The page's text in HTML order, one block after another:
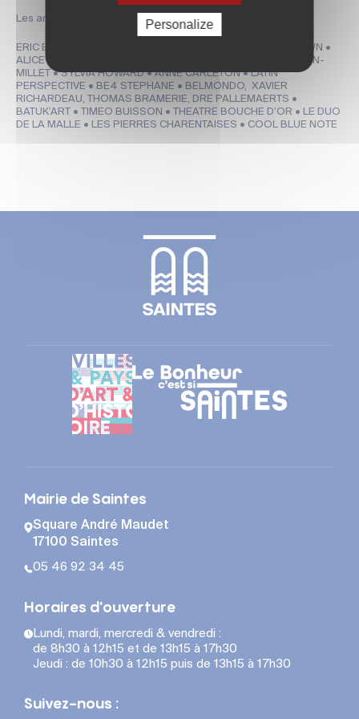
Les artistes :
ERIC BOURCIQUOT • DAVID ANDRE-HERNE • GEORGI BROWN •
ALICE ROSSIT • VOCES VITAL • SOPHIE BORGEAUD • JAUVIN-
MILLET • SYLVIA HOWARD • ANNE CARLETON • LATIN’
PERSPECTIVE • BE4 STEPHANE • BELMONDO, XAVIER
RICHARDEAU, THOMAS BRAMERIE, DRE PALLEMAERTS •
BATUK’ART • TIMEO BUISSON • THEATRE BOUCHE D’OR • LE DUO
DE LA MALLE • LES PIERRES CHARENTAISES • COOL BLUE NOTE
Mairie de Saintes
Square André Maudet
17100 Saintes
05 46 92 34 45
Horaires d'ouverture
Lundi, mardi, mercredi & vendredi :
de 8h30 à 12h15 et de 13h15 à 17h30
Jeudi : de 10h30 à 12h15 puis de 13h15 à 17h30
Suivez-nous :
Personalize